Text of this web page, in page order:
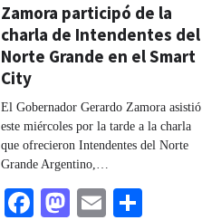
Zamora participó de la
charla de Intendentes del
Norte Grande en el Smart
City
El Gobernador Gerardo Zamora asistió
este miércoles por la tarde a la charla
que ofrecieron Intendentes del Norte
Grande Argentino,…
Facebook
Mastodon
Email